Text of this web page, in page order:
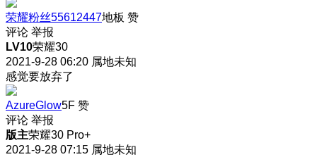
荣耀粉丝55612447地板 赞
评论 举报
LV10荣耀30
2021-9-28 06:20 属地未知
感觉要放弃了
AzureGlow5F 赞
评论 举报
版主荣耀30 Pro+
2021-9-28 07:15 属地未知